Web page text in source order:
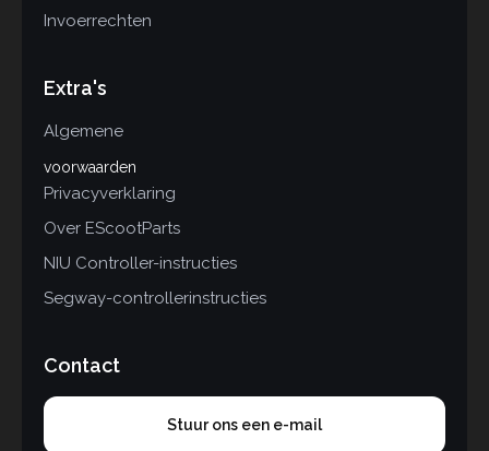
Invoerrechten
Extra's
Algemene
voorwaarden
Privacyverklaring
Over EScootParts
NIU Controller-instructies
Segway-controllerinstructies
Contact
Stuur ons een e-mail